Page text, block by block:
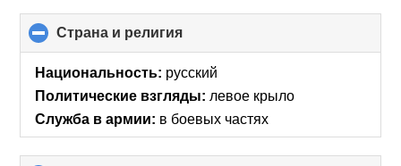
Страна и религия
to
collapse
Национальность: русский
Политические взгляды: левое крыло
Служба в армии: в боевых частях